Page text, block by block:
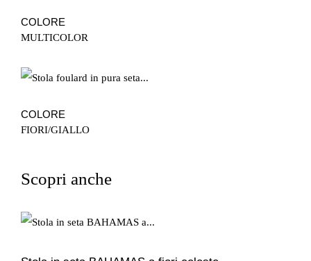
COLORE
MULTICOLOR
COLORE
FIORI/GIALLO
Scopri anche